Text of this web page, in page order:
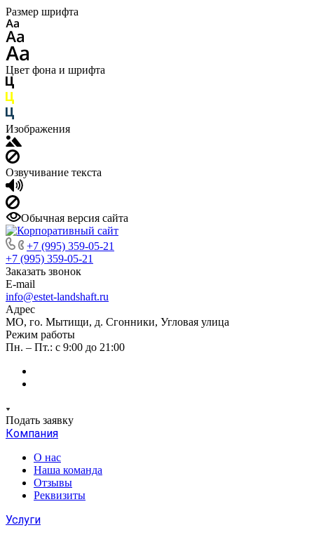
Размер шрифта
Цвет фона и шрифта
Изображения
Озвучивание текста
Обычная версия сайта
+7 (995) 359-05-21
+7 (995) 359-05-21
Заказать звонок
E-mail
info@estet-landshaft.ru
Адрес
МО, го. Мытищи, д. Сгонники, Угловая улица
Режим работы
Пн. – Пт.: с 9:00 до 21:00
Подать заявку
Компания
О нас
Наша команда
Отзывы
Реквизиты
Услуги